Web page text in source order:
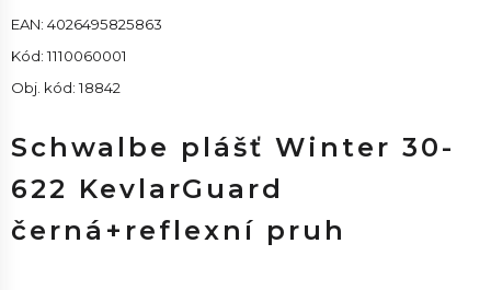
EAN: 4026495825863
Kód: 1110060001
Obj. kód: 18842
Schwalbe plášť Winter 30-
622 KevlarGuard
černá+reflexní pruh